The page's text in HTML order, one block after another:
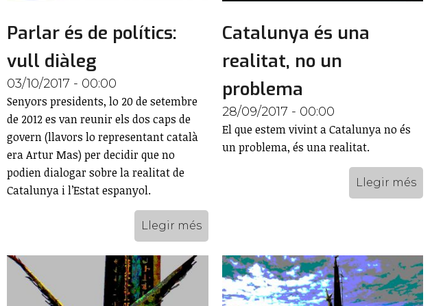
Parlar és de polítics:
vull diàleg
03/10/2017 - 00:00
Senyors presidents, lo 20 de setembre
de 2012 es van reunir els dos caps de
govern (llavors lo representant català
era Artur Mas) per decidir que no
podien dialogar sobre la realitat de
Catalunya i l’Estat espanyol.
Llegir més
Catalunya és una
realitat, no un
problema
28/09/2017 - 00:00
El que estem vivint a Catalunya no és
un problema, és una realitat.
Llegir més